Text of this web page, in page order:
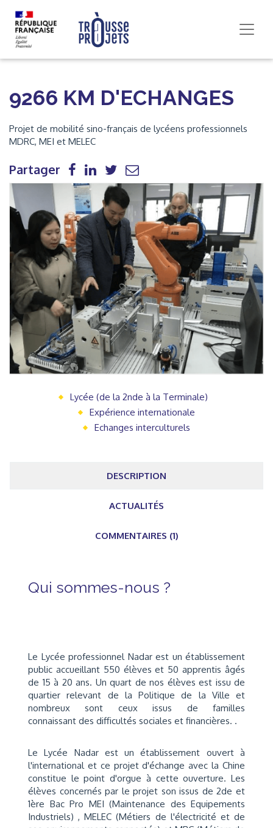
9266 KM D'ECHANGES
Projet de mobilité sino-français de lycéens professionnels
MDRC, MEI et MELEC
Partager
Lycée (de la 2nde à la Terminale)
Expérience internationale
Echanges interculturels
DESCRIPTION
ACTUALITÉS
COMMENTAIRES (1)
Qui sommes-nous ?
Le Lycée professionnel Nadar est un établissement
public accueillant 550 élèves et 50 apprentis âgés
de 15 à 20 ans. Un quart de nos élèves est issu de
quartier relevant de la Politique de la Ville et
nombreux sont ceux issus de familles
connaissant des difficultés sociales et financières. .
Le Lycée Nadar est un établissement ouvert à
l'international et ce projet d'échange avec la Chine
constitue le point d'orgue à cette ouverture. Les
élèves concernés par le projet son issus de 2de et
1ère Bac Pro MEI (Maintenance des Equipements
Industriels) , MELEC (Métiers de l'électricité et de